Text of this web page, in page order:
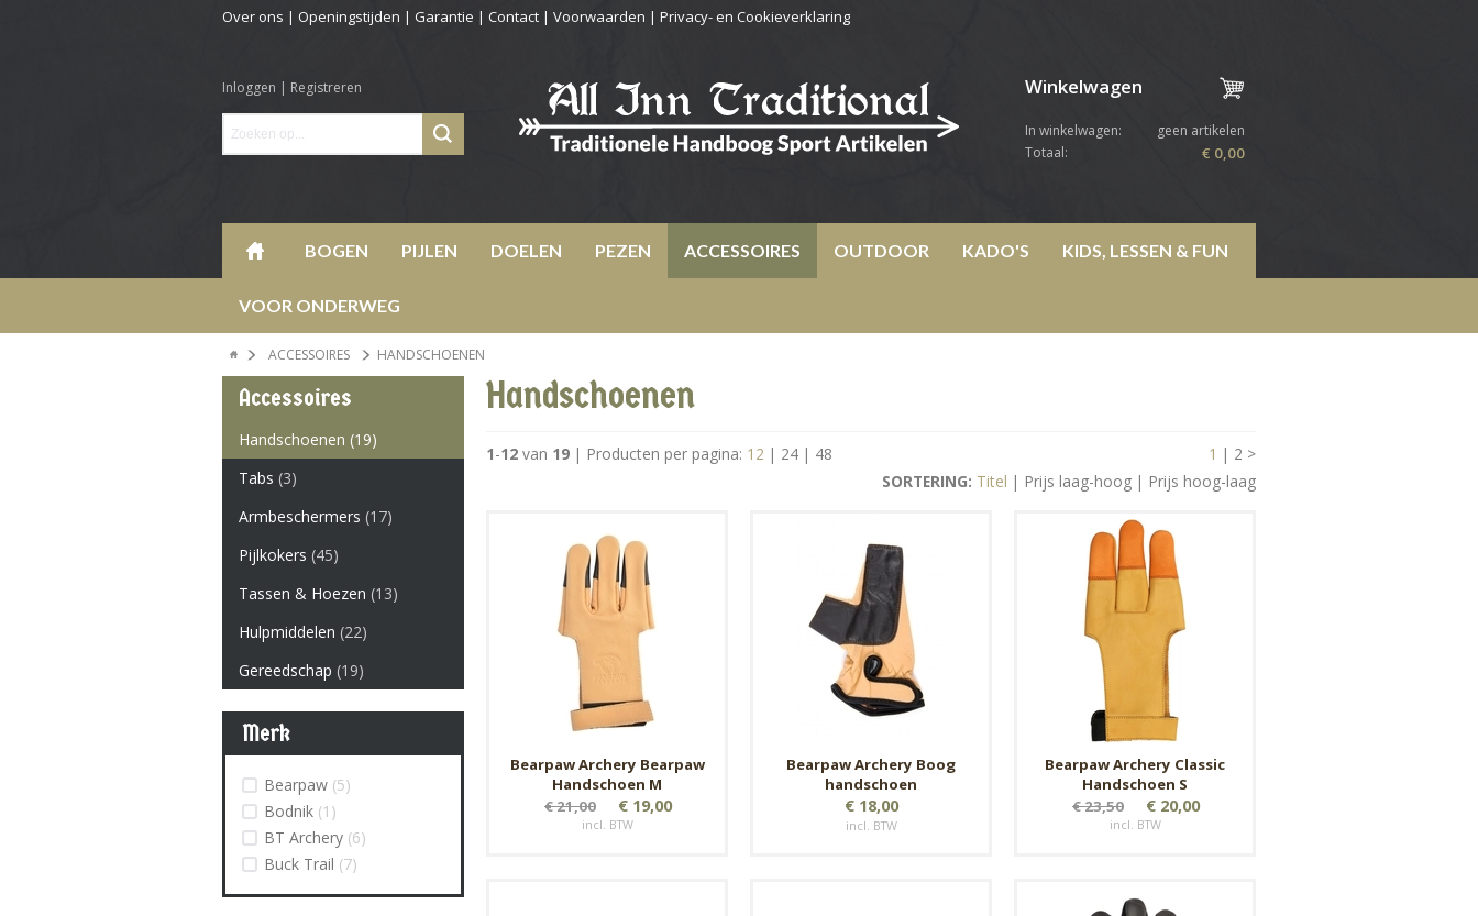
Over ons | Openingstijden | Garantie | Contact | Voorwaarden | Privacy- en Cookieverklaring
Inloggen | Registreren Winkelwagen
In winkelwagen:
geen artikelen
Totaal:
€ 0,00
BOGEN PIJLEN DOELEN PEZEN ACCESSOIRES OUTDOOR KADO'S KIDS, LESSEN & FUN
VOOR ONDERWEG
ACCESSOIRES HANDSCHOENEN
Accessoires
Handschoenen (19)
Tabs (3)
Armbeschermers (17)
Pijlkokers (45)
Tassen & Hoezen (13)
Hulpmiddelen (22)
Gereedschap (19)
Merk
Bearpaw (5)
Bodnik (1)
BT Archery (6)
Buck Trail (7)
Handschoenen
1-12 van 19 | Producten per pagina: 12 | 24 | 48 1 | 2 >
SORTERING: Titel | Prijs laag-hoog | Prijs hoog-laag
Bearpaw Archery Bearpaw
Handschoen M
€ 21,00
€ 19,00
incl. BTW
Bearpaw Archery Boog
handschoen
€ 18,00
incl. BTW
Bearpaw Archery Classic
Handschoen S
€ 23,50
€ 20,00
incl. BTW